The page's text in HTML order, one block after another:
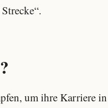
um ihre Karriere in